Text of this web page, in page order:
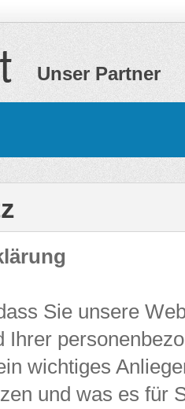
Unser Partner
Sie unsere
Ihrer
wichtiges
und was es für